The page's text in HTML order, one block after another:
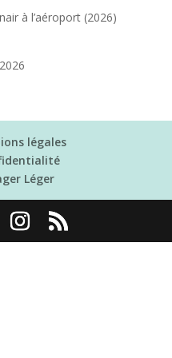
à l’aéroport (2026)
légales
Léger